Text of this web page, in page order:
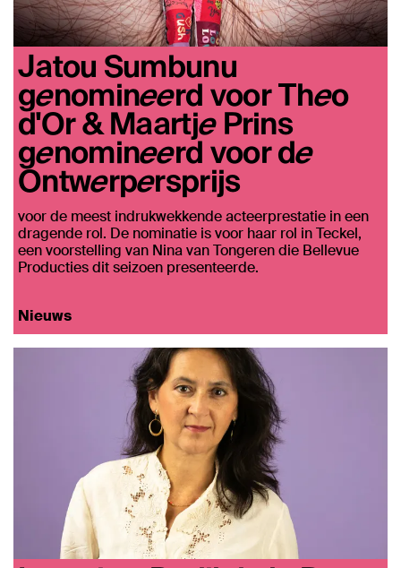
Jatou Sumbunu
genomineerd voor Theo
d'Or & Maartje Prins
genomineerd voor de
Ontwerpersprijs
voor de meest indrukwekkende acteerprestatie in een
dragende rol. De nominatie is voor haar rol in Teckel,
een voorstelling van Nina van Tongeren die Bellevue
Producties dit seizoen presenteerde.
Nieuws